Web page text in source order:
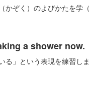
ぞく）のよびかたを学
a shower now.
」という表現を練習しま